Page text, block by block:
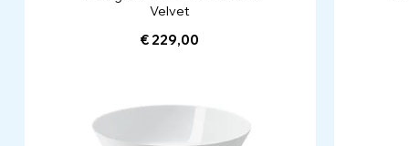
Velvet
€ 229,00